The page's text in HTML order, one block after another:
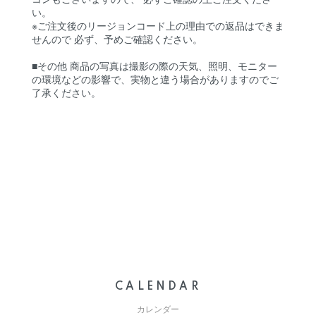
い。
※ご注文後のリージョンコード上の理由での返品はできま
せんので 必ず、予めご確認ください。
■その他 商品の写真は撮影の際の天気、照明、モニター
の環境などの影響で、実物と違う場合がありますのでご
了承ください。
CALENDAR
カレンダー